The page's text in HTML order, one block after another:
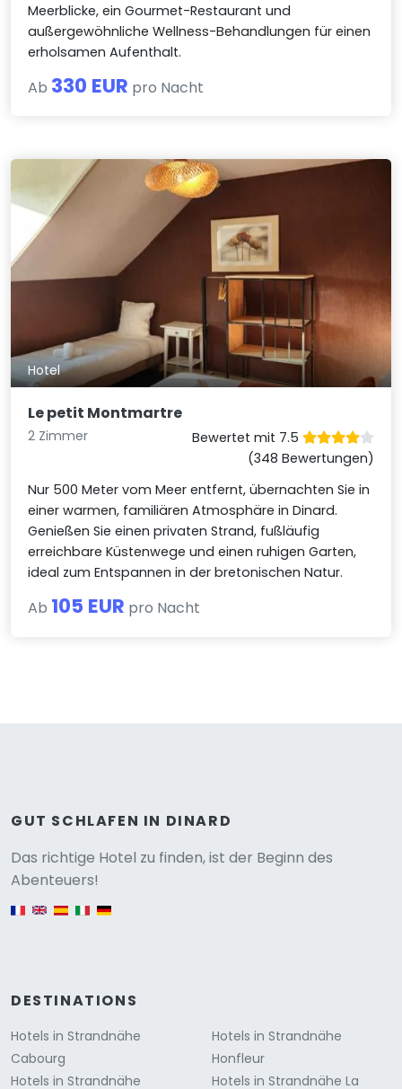
Meerblicke, ein Gourmet-Restaurant und
außergewöhnliche Wellness-Behandlungen für einen
erholsamen Aufenthalt.
Ab 330 EUR pro Nacht
Hotel
Le petit Montmartre
2 Zimmer
Bewertet mit 7.5
(348 Bewertungen)
Nur 500 Meter vom Meer entfernt, übernachten Sie in
einer warmen, familiären Atmosphäre in Dinard.
Genießen Sie einen privaten Strand, fußläufig
erreichbare Küstenwege und einen ruhigen Garten,
ideal zum Entspannen in der bretonischen Natur.
Ab 105 EUR pro Nacht
GUT SCHLAFEN IN DINARD
Das richtige Hotel zu finden, ist der Beginn des
Abenteuers!
DESTINATIONS
Hotels in Strandnähe
Cabourg
Hotels in Strandnähe
Hotels in Strandnähe
Honfleur
Hotels in Strandnähe La